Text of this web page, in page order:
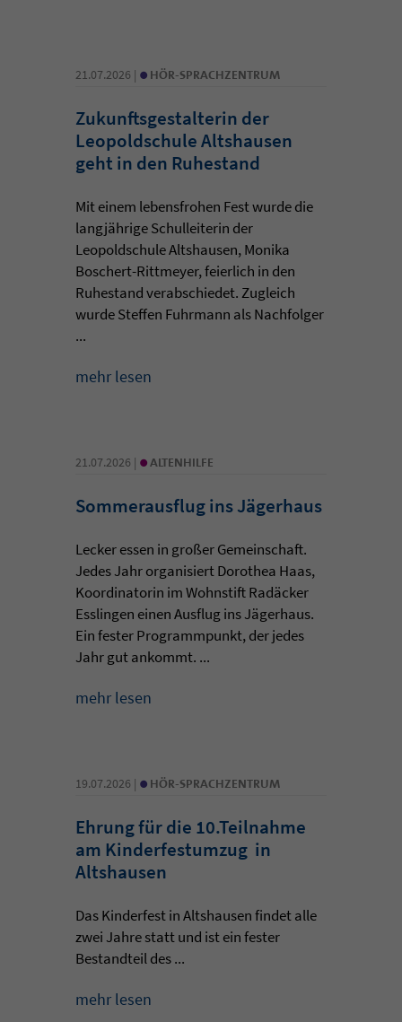
21.07.2026 | • HÖR-SPRACHZENTRUM
Zukunftsgestalterin der
Leopoldschule Altshausen
geht in den Ruhestand
Mit einem lebensfrohen Fest wurde die
langjährige Schulleiterin der
Leopoldschule Altshausen, Monika
Boschert-Rittmeyer, feierlich in den
Ruhestand verabschiedet. Zugleich
wurde Steffen Fuhrmann als Nachfolger
...
mehr lesen
21.07.2026 | • ALTENHILFE
Sommerausflug ins Jägerhaus
Lecker essen in großer Gemeinschaft.
Jedes Jahr organisiert Dorothea Haas,
Koordinatorin im Wohnstift Radäcker
Esslingen einen Ausflug ins Jägerhaus.
Ein fester Programmpunkt, der jedes
Jahr gut ankommt. ...
mehr lesen
19.07.2026 | • HÖR-SPRACHZENTRUM
Ehrung für die 10.Teilnahme
am Kinderfestumzug in
Altshausen
Das Kinderfest in Altshausen findet alle
zwei Jahre statt und ist ein fester
Bestandteil des ...
mehr lesen